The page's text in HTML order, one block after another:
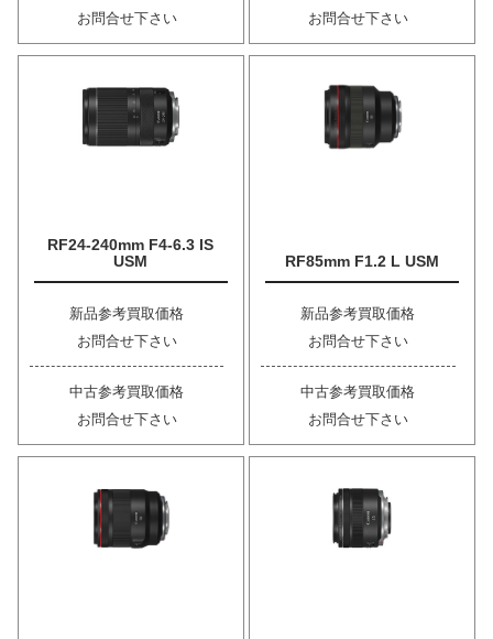
お問合せ下さい
お問合せ下さい
RF24-240mm F4-6.3 IS
USM
新品参考買取価格
お問合せ下さい
中古参考買取価格
お問合せ下さい
RF85mm F1.2 L USM
新品参考買取価格
お問合せ下さい
中古参考買取価格
お問合せ下さい